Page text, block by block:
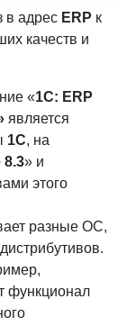
в адрес ERP к
качеств и
«1С: ERP
является
1С, на
8.3» и
этого
разные ОС,
функционал